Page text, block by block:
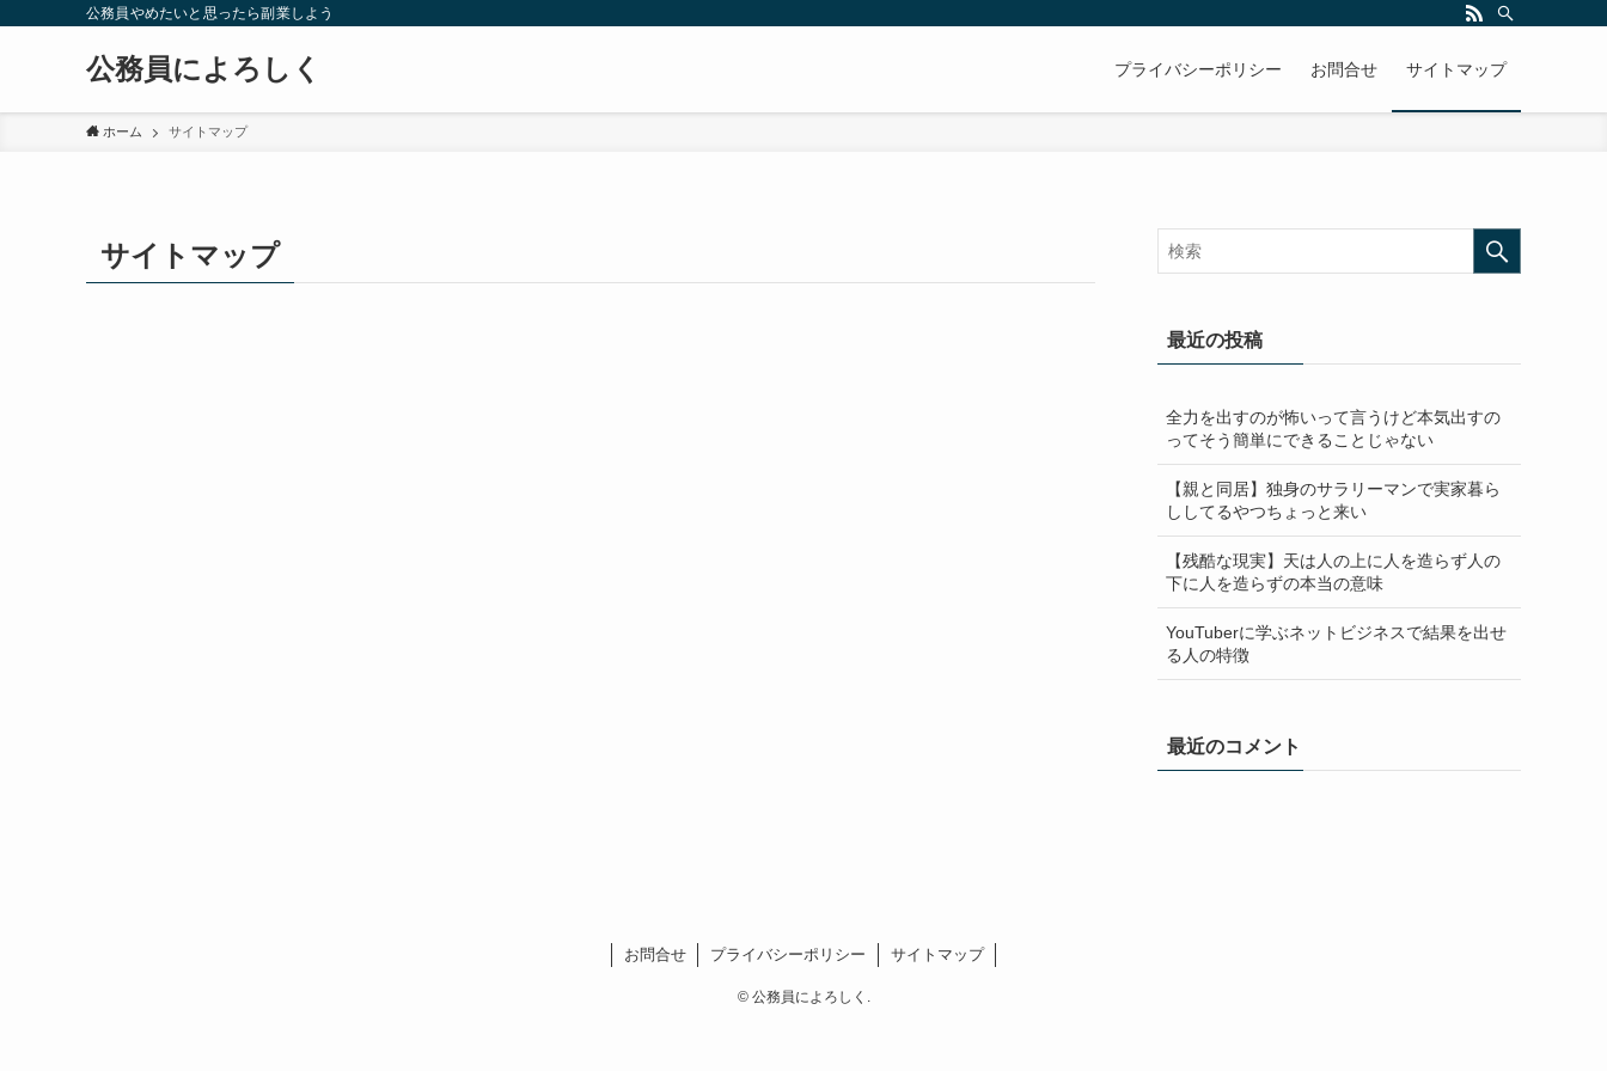
公務員やめたいと思ったら副業しよう
公務員によろしく プライバシーポリシー お問合せ サイトマップ
ホーム サイトマップ
サイトマップ
最近の投稿
全力を出すのが怖いって言うけど本気出すの
ってそう簡単にできることじゃない
【親と同居】独身のサラリーマンで実家暮ら
ししてるやつちょっと来い
【残酷な現実】天は人の上に人を造らず人の
下に人を造らずの本当の意味
YouTuberに学ぶネットビジネスで結果を出せ
る人の特徴
最近のコメント
お問合せ プライバシーポリシー サイトマップ
©公務員によろしく.